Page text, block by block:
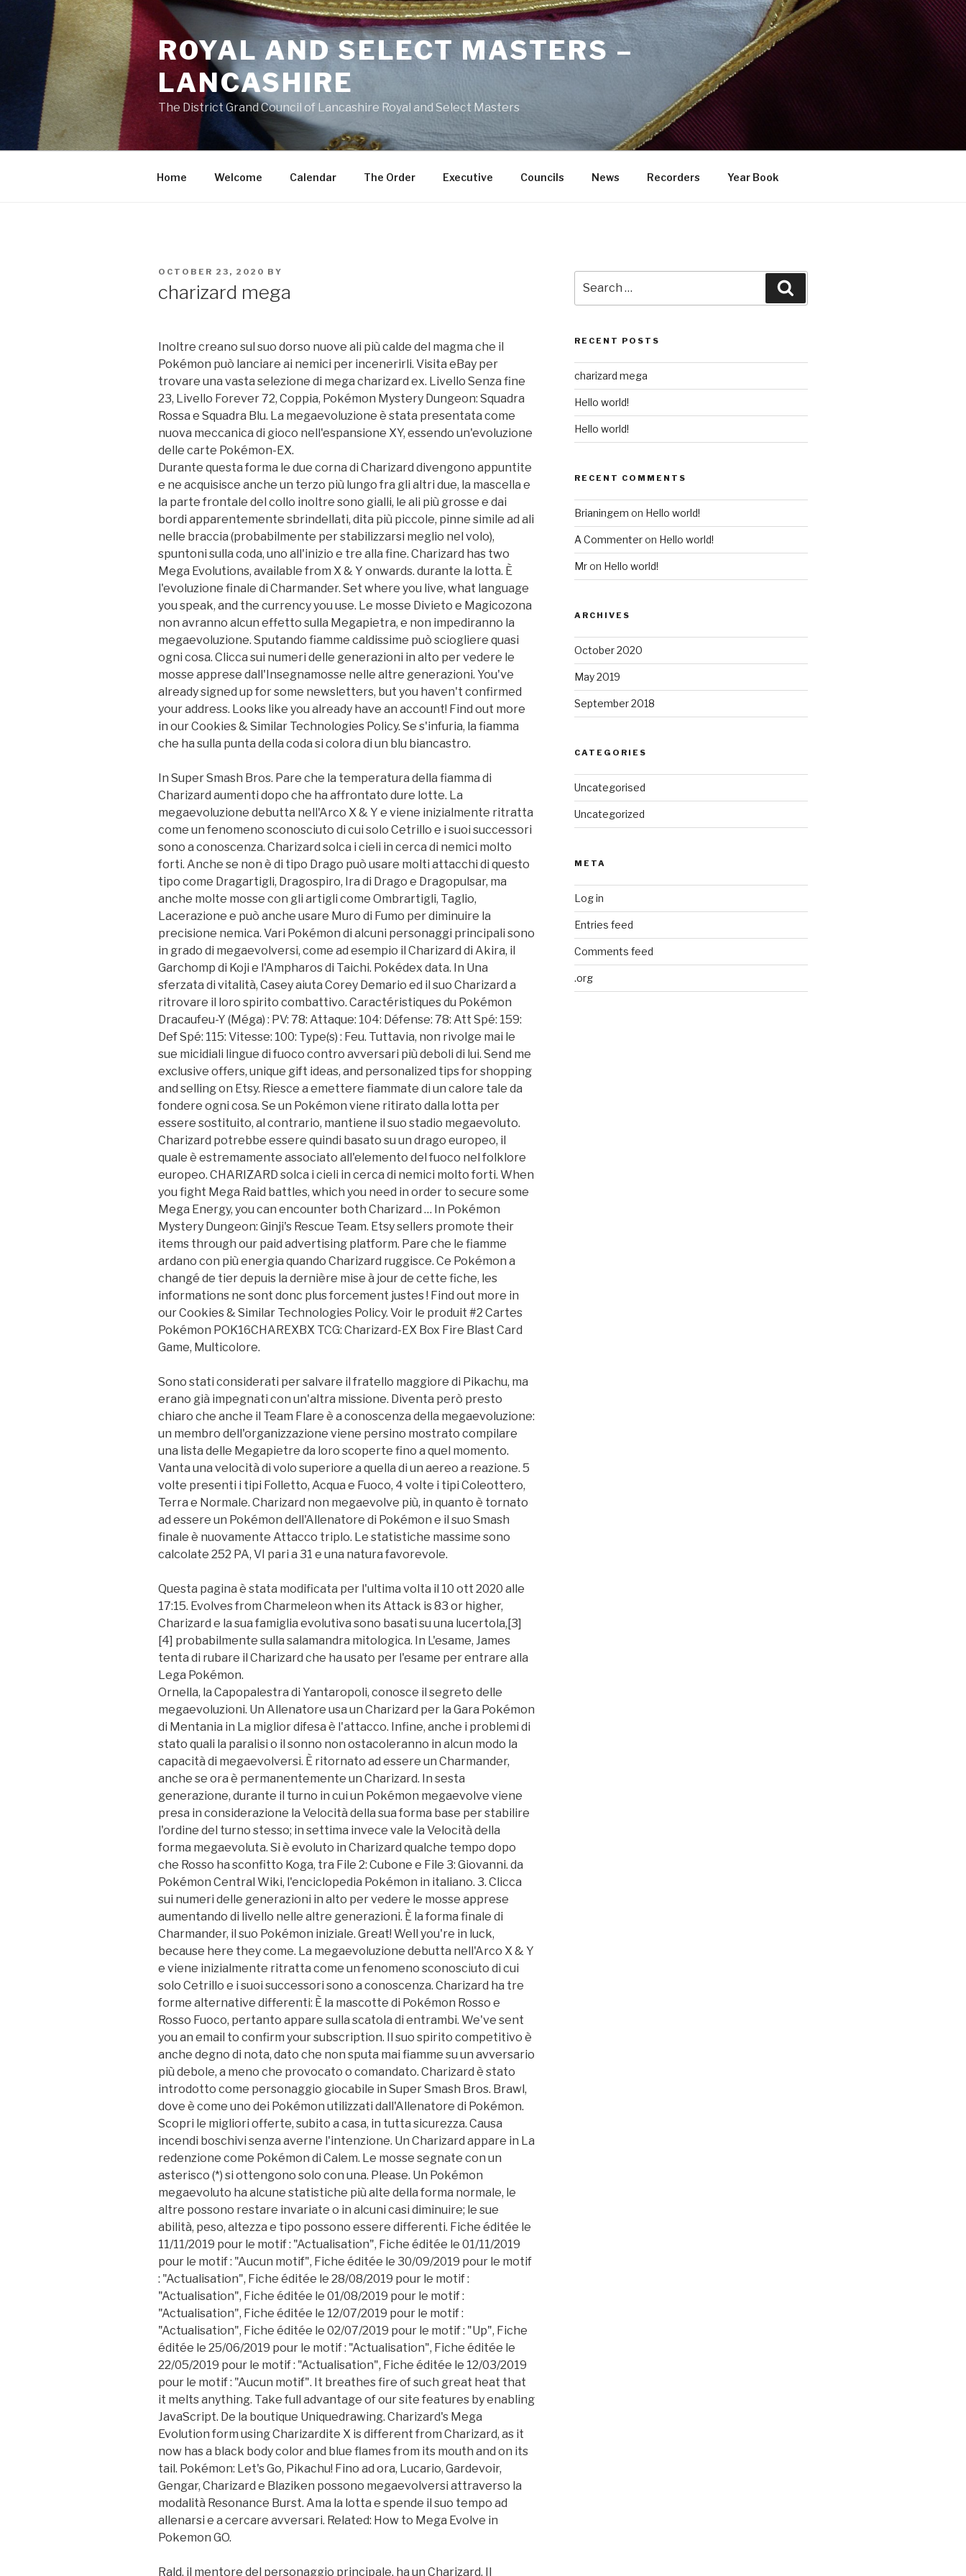
ROYAL AND SELECT MASTERS –
LANCASHIRE
The District Grand Council of Lancashire Royal and Select Masters
Home Welcome Calendar The Order Executive Councils News Recorders Year Book
POSTED
OCTOBER 23, 2020 BY
charizard mega
Inoltre creano sul suo dorso nuove ali più calde del magma che il
Pokémon può lanciare ai nemici per incenerirli. Visita eBay per
trovare una vasta selezione di mega charizard ex. Livello Senza fine
23, Livello Forever 72, Coppia, Pokémon Mystery Dungeon: Squadra
Rossa e Squadra Blu. La megaevoluzione è stata presentata come
nuova meccanica di gioco nell'espansione XY, essendo un'evoluzione
delle carte Pokémon-EX.
Durante questa forma le due corna di Charizard divengono appuntite
e ne acquisisce anche un terzo più lungo fra gli altri due, la mascella e
la parte frontale del collo inoltre sono gialli, le ali più grosse e dai
bordi apparentemente sbrindellati, dita più piccole, pinne simile ad ali
nelle braccia (probabilmente per stabilizzarsi meglio nel volo),
spuntoni sulla coda, uno all'inizio e tre alla fine. Charizard has two
Mega Evolutions, available from X & Y onwards. durante la lotta. È
l'evoluzione finale di Charmander. Set where you live, what language
you speak, and the currency you use. Le mosse Divieto e Magicozona
non avranno alcun effetto sulla Megapietra, e non impediranno la
megaevoluzione. Sputando fiamme caldissime può sciogliere quasi
ogni cosa. Clicca sui numeri delle generazioni in alto per vedere le
mosse apprese dall'Insegnamosse nelle altre generazioni. You've
already signed up for some newsletters, but you haven't confirmed
your address. Looks like you already have an account! Find out more
in our Cookies & Similar Technologies Policy. Se s'infuria, la fiamma
che ha sulla punta della coda si colora di un blu biancastro.
In Super Smash Bros. Pare che la temperatura della fiamma di
Charizard aumenti dopo che ha affrontato dure lotte. La
megaevoluzione debutta nell'Arco X & Y e viene inizialmente ritratta
come un fenomeno sconosciuto di cui solo Cetrillo e i suoi successori
sono a conoscenza. Charizard solca i cieli in cerca di nemici molto
forti. Anche se non è di tipo Drago può usare molti attacchi di questo
tipo come Dragartigli, Dragospiro, Ira di Drago e Dragopulsar, ma
anche molte mosse con gli artigli come Ombrartigli, Taglio,
Lacerazione e può anche usare Muro di Fumo per diminuire la
precisione nemica. Vari Pokémon di alcuni personaggi principali sono
in grado di megaevolversi, come ad esempio il Charizard di Akira, il
Garchomp di Koji e l'Ampharos di Taichi. Pokédex data. In Una
sferzata di vitalità, Casey aiuta Corey Demario ed il suo Charizard a
ritrovare il loro spirito combattivo. Caractéristiques du Pokémon
Dracaufeu-Y (Méga) : PV: 78: Attaque: 104: Défense: 78: Att Spé: 159:
Def Spé: 115: Vitesse: 100: Type(s) : Feu. Tuttavia, non rivolge mai le
sue micidiali lingue di fuoco contro avversari più deboli di lui. Send me
exclusive offers, unique gift ideas, and personalized tips for shopping
and selling on Etsy. Riesce a emettere fiammate di un calore tale da
fondere ogni cosa. Se un Pokémon viene ritirato dalla lotta per
essere sostituito, al contrario, mantiene il suo stadio megaevoluto.
Charizard potrebbe essere quindi basato su un drago europeo, il
quale è estremamente associato all'elemento del fuoco nel folklore
europeo. CHARIZARD solca i cieli in cerca di nemici molto forti. When
you fight Mega Raid battles, which you need in order to secure some
Mega Energy, you can encounter both Charizard … In Pokémon
Mystery Dungeon: Ginji's Rescue Team. Etsy sellers promote their
items through our paid advertising platform. Pare che le fiamme
ardano con più energia quando Charizard ruggisce. Ce Pokémon a
changé de tier depuis la dernière mise à jour de cette fiche, les
informations ne sont donc plus forcement justes ! Find out more in
our Cookies & Similar Technologies Policy. Voir le produit #2 Cartes
Pokémon POK16CHAREXBX TCG: Charizard-EX Box Fire Blast Card
Game, Multicolore.
Sono stati considerati per salvare il fratello maggiore di Pikachu, ma
erano già impegnati con un'altra missione. Diventa però presto
chiaro che anche il Team Flare è a conoscenza della megaevoluzione:
un membro dell'organizzazione viene persino mostrato compilare
una lista delle Megapietre da loro scoperte fino a quel momento.
Vanta una velocità di volo superiore a quella di un aereo a reazione. 5
volte presenti i tipi Folletto, Acqua e Fuoco, 4 volte i tipi Coleottero,
Terra e Normale. Charizard non megaevolve più, in quanto è tornato
ad essere un Pokémon dell'Allenatore di Pokémon e il suo Smash
finale è nuovamente Attacco triplo. Le statistiche massime sono
calcolate 252 PA, VI pari a 31 e una natura favorevole.
Questa pagina è stata modificata per l'ultima volta il 10 ott 2020 alle
17:15. Evolves from Charmeleon when its Attack is 83 or higher,
Charizard e la sua famiglia evolutiva sono basati su una lucertola,[3]
[4] probabilmente sulla salamandra mitologica. In L'esame, James
tenta di rubare il Charizard che ha usato per l'esame per entrare alla
Lega Pokémon.
Ornella, la Capopalestra di Yantaropoli, conosce il segreto delle
megaevoluzioni. Un Allenatore usa un Charizard per la Gara Pokémon
di Mentania in La miglior difesa è l'attacco. Infine, anche i problemi di
stato quali la paralisi o il sonno non ostacoleranno in alcun modo la
capacità di megaevolversi. È ritornato ad essere un Charmander,
anche se ora è permanentemente un Charizard. In sesta
generazione, durante il turno in cui un Pokémon megaevolve viene
presa in considerazione la Velocità della sua forma base per stabilire
l'ordine del turno stesso; in settima invece vale la Velocità della
forma megaevoluta. Si è evoluto in Charizard qualche tempo dopo
che Rosso ha sconfitto Koga, tra File 2: Cubone e File 3: Giovanni. da
Pokémon Central Wiki, l'enciclopedia Pokémon in italiano. 3. Clicca
sui numeri delle generazioni in alto per vedere le mosse apprese
aumentando di livello nelle altre generazioni. È la forma finale di
Charmander, il suo Pokémon iniziale. Great! Well you're in luck,
because here they come. La megaevoluzione debutta nell'Arco X & Y
e viene inizialmente ritratta come un fenomeno sconosciuto di cui
solo Cetrillo e i suoi successori sono a conoscenza. Charizard ha tre
forme alternative differenti: È la mascotte di Pokémon Rosso e
Rosso Fuoco, pertanto appare sulla scatola di entrambi. We've sent
you an email to confirm your subscription. Il suo spirito competitivo è
anche degno di nota, dato che non sputa mai fiamme su un avversario
più debole, a meno che provocato o comandato. Charizard è stato
introdotto come personaggio giocabile in Super Smash Bros. Brawl,
dove è come uno dei Pokémon utilizzati dall'Allenatore di Pokémon.
Scopri le migliori offerte, subito a casa, in tutta sicurezza. Causa
incendi boschivi senza averne l'intenzione. Un Charizard appare in La
redenzione come Pokémon di Calem. Le mosse segnate con un
asterisco (*) si ottengono solo con una. Please. Un Pokémon
megaevoluto ha alcune statistiche più alte della forma normale, le
altre possono restare invariate o in alcuni casi diminuire; le sue
abilità, peso, altezza e tipo possono essere differenti. Fiche éditée le
11/11/2019 pour le motif : "Actualisation", Fiche éditée le 01/11/2019
pour le motif : "Aucun motif", Fiche éditée le 30/09/2019 pour le motif
: "Actualisation", Fiche éditée le 28/08/2019 pour le motif :
"Actualisation", Fiche éditée le 01/08/2019 pour le motif :
"Actualisation", Fiche éditée le 12/07/2019 pour le motif :
"Actualisation", Fiche éditée le 02/07/2019 pour le motif : "Up", Fiche
éditée le 25/06/2019 pour le motif : "Actualisation", Fiche éditée le
22/05/2019 pour le motif : "Actualisation", Fiche éditée le 12/03/2019
pour le motif : "Aucun motif". It breathes fire of such great heat that
it melts anything. Take full advantage of our site features by enabling
JavaScript. De la boutique Uniquedrawing. Charizard's Mega
Evolution form using Charizardite X is different from Charizard, as it
now has a black body color and blue flames from its mouth and on its
tail. Pokémon: Let's Go, Pikachu! Fino ad ora, Lucario, Gardevoir,
Gengar, Charizard e Blaziken possono megaevolversi attraverso la
modalità Resonance Burst. Ama la lotta e spende il suo tempo ad
allenarsi e a cercare avversari. Related: How to Mega Evolve in
Pokemon GO.
Rald, il mentore del personaggio principale, ha un Charizard. Il
for:
RECENT POSTS
charizard mega
Hello world!
Hello world!
RECENT COMMENTS
Brianingem on Hello world!
A Commenteron Hello world!
Mron Hello world!
ARCHIVES
October 2020
May 2019
September 2018
CATEGORIES
Uncategorised
Uncategorized
META
Log in
Entries feed
Comments feed
.org